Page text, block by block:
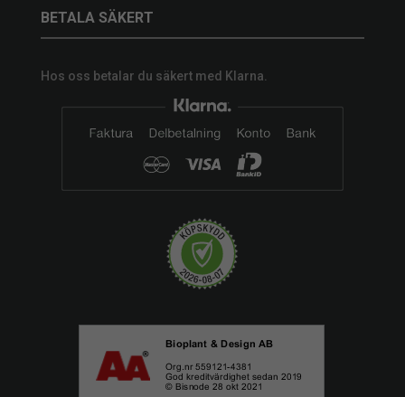
BETALA SÄKERT
Hos oss betalar du säkert med Klarna.